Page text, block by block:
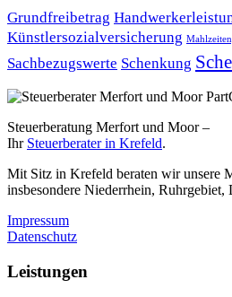
Grundfreibetrag
Künstlersozialversicherung
Sachbezugswerte Schenkung
Steuerberatung Merfort und Moor –
Ihr Steuerberater in Krefeld.
Mit Sitz in Krefeld beraten wir unsere
insbesondere Niederrhein,
Impressum
Datenschutz
Leistungen